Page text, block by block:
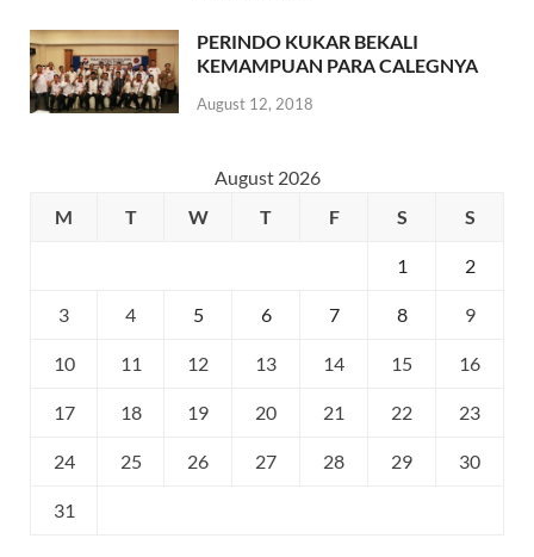
PERINDO KUKAR BEKALI
KEMAMPUAN PARA CALEGNYA
August 12, 2018
August 2026
M
T W T F S S
1 2
3 4 5 6 7 8 9
10 11 12 13 14 15 16
17 18 19 20 21 22 23
24 25 26 27 28 29 30
31